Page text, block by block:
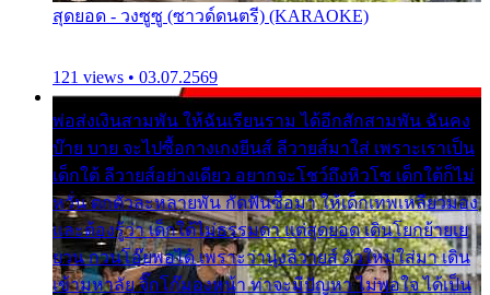
สุดยอด - วงซูซู (ซาวด์ดนตรี) (KARAOKE)
121 views • 03.07.2569
พ่อส่งเงินสามพัน ให้ฉันเรียนราม ได้อีกสักสามพัน ฉันคง
บ๊าย บาย จะไปซื้อกางเกงยีนส์ ลีวายส์มาใส่ เพราะเราเป็น
เด็กใต้ ลีวายส์อย่างเดียว อยากจะโชว์ถึงหิวโซ เด็กใต้ก็ไม่
หวั่น ตกตัวละหลายพัน กัดฟันซื้อมา ให้เด็กเทพเหลียวมอง
และต้องรู้ว่า เด็กใต้ไม่ธรรมดา แต่สุดยอด เดินโยกย้ายเย
ยวน กวนโอ๊ยพอได้ เพราะว่านุ่งลีวายส์ ตัวใหม่ใส่มา เดิน
เข้ามหาลัย จิ๊กโก๊มองหน้า ท่าจะมีปัญหา ไม่พอใจ ได้เป็น